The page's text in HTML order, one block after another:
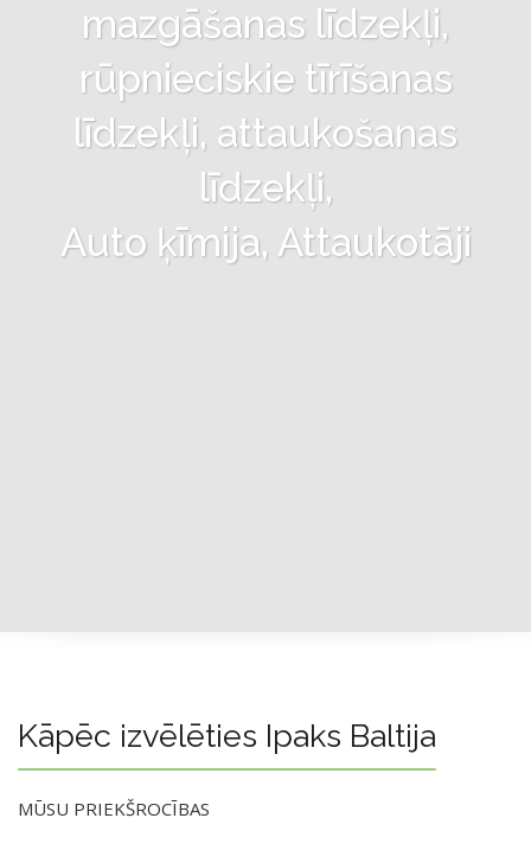
mazgāšanas līdzekļi,
rūpnieciskie tīrīšanas
līdzekļi, attaukošanas
līdzekļi,
Auto ķīmija, Attaukotāji
Kāpēc izvēlēties Ipaks Baltija
MŪSU PRIEKŠROCĪBAS